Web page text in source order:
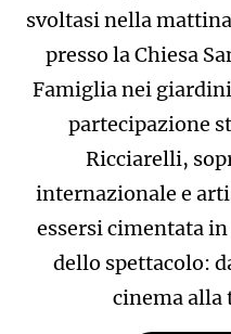
svoltasi nella
presso la Chiesa
Famiglia nei
partecipazione
Ricciarelli,
internazionale e
essersi cimentata
dello spettacolo:
cinema